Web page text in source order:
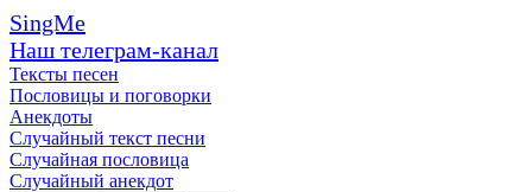
SingMe
Наш телеграм-канал
Тексты песен
Пословицы и поговорки
Анекдоты
Случайный текст песни
Случайная пословица
Случайный анекдот